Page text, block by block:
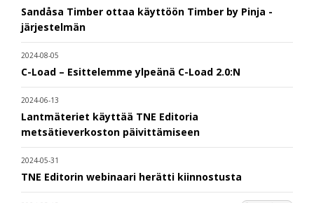
Sandåsa Timber ottaa käyttöön Timber by Pinja -
järjestelmän
2024-08-05
C-Load – Esittelemme ylpeänä C-Load 2.0:N
2024-06-13
Lantmäteriet käyttää TNE Editoria
metsätieverkoston päivittämiseen
2024-05-31
TNE Editorin webinaari herätti kiinnostusta